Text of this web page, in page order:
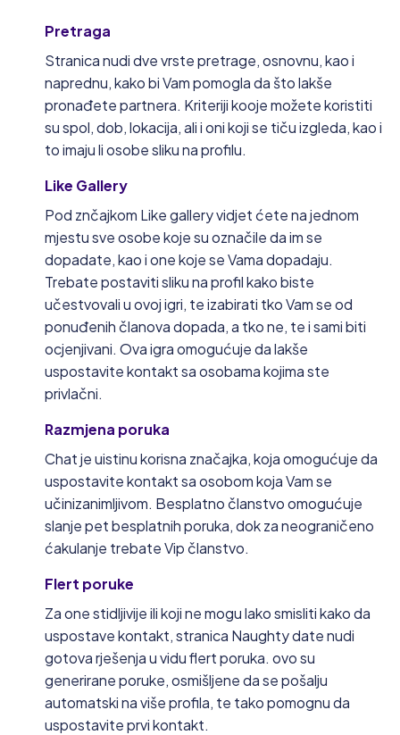
Pretraga
Stranica nudi dve vrste pretrage, osnovnu, kao i
naprednu, kako bi Vam pomogla da što lakše
pronađete partnera. Kriteriji kooje možete koristiti
su spol, dob, lokacija, ali i oni koji se tiču izgleda, kao i
to imaju li osobe sliku na profilu.
Like Gallery
Pod znčajkom Like gallery vidjet ćete na jednom
mjestu sve osobe koje su označile da im se
dopadate, kao i one koje se Vama dopadaju.
Trebate postaviti sliku na profil kako biste
učestvovali u ovoj igri, te izabirati tko Vam se od
ponuđenih članova dopada, a tko ne, te i sami biti
ocjenjivani. Ova igra omogućuje da lakše
uspostavite kontakt sa osobama kojima ste
privlačni.
Razmjena poruka
Chat je uistinu korisna značajka, koja omogućuje da
uspostavite kontakt sa osobom koja Vam se
učinizanimljivom. Besplatno članstvo omogućuje
slanje pet besplatnih poruka, dok za neograničeno
ćakulanje trebate Vip članstvo.
Flert poruke
Za one stidljivije ili koji ne mogu lako smisliti kako da
uspostave kontakt, stranica Naughty date nudi
gotova rješenja u vidu flert poruka. ovo su
generirane poruke, osmišljene da se pošalju
automatski na više profila, te tako pomognu da
uspostavite prvi kontakt.